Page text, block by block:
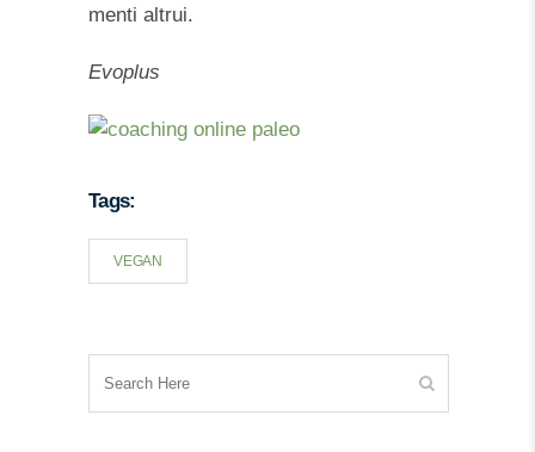
menti altrui.
Evoplus
Tags:
VEGAN